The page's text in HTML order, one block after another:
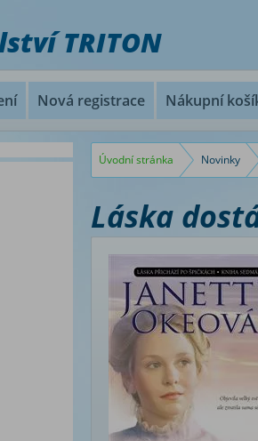
TRITON
Nová registrace Nákupní
Úvodní stránka Novinky
Láska